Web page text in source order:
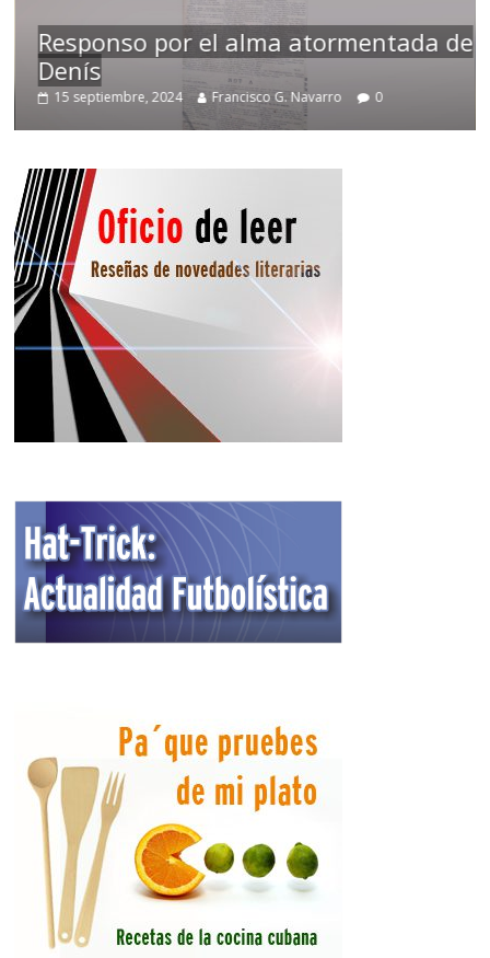
Responso por el alma atormentada de
Denís
15 septiembre, 2024 Francisco G. Navarro 0